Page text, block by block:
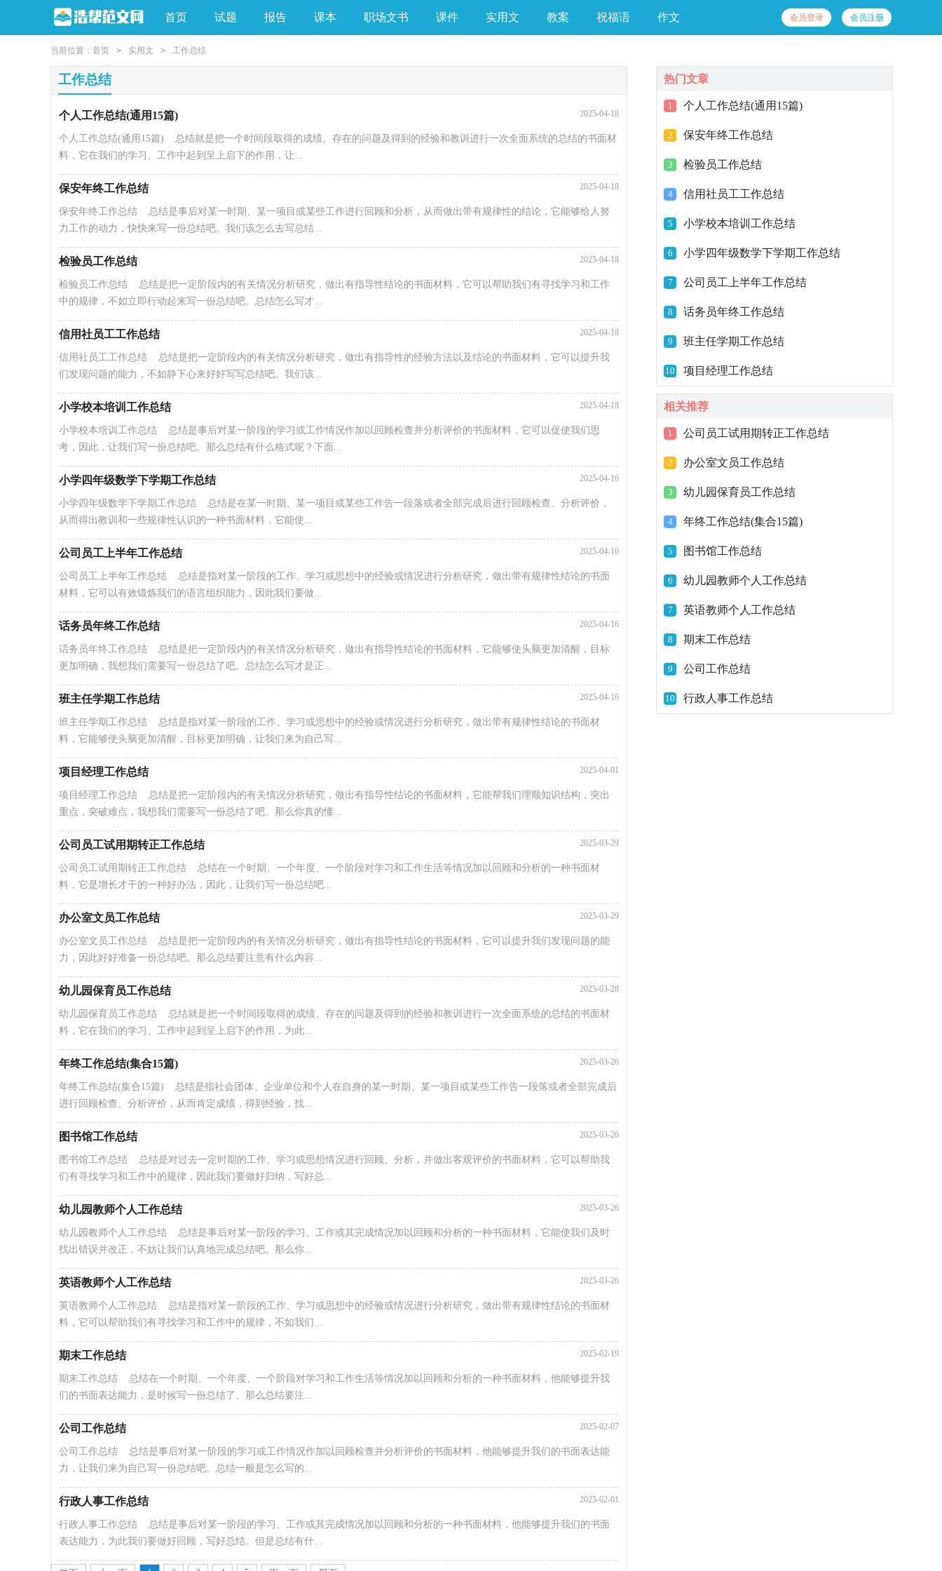
首页 试题 报告 课本 职场文书 课件 实用文 教案 祝福语 作文 会员登录 会员注册
当前位置： 首页 > 实用文 > 工作总结
工作总结
个人工作总结(通用15篇) 2025-04-18
个人工作总结(通用15篇) 总结就是把一个时间段取得的成绩、存在的问题及得到的经验和教训进行一次全面系统的总结的书面材
料，它在我们的学习、工作中起到呈上启下的作用，让...
保安年终工作总结 2025-04-18
保安年终工作总结 总结是事后对某一时期、某一项目或某些工作进行回顾和分析，从而做出带有规律性的结论，它能够给人努
力工作的动力，快快来写一份总结吧。我们该怎么去写总结...
检验员工作总结 2025-04-18
检验员工作总结 总结是把一定阶段内的有关情况分析研究，做出有指导性结论的书面材料，它可以帮助我们有寻找学习和工作
中的规律，不如立即行动起来写一份总结吧。总结怎么写才...
信用社员工工作总结 2025-04-18
信用社员工工作总结 总结是把一定阶段内的有关情况分析研究，做出有指导性的经验方法以及结论的书面材料，它可以提升我
们发现问题的能力，不如静下心来好好写写总结吧。我们该...
小学校本培训工作总结 2025-04-18
小学校本培训工作总结 总结是事后对某一阶段的学习或工作情况作加以回顾检查并分析评价的书面材料，它可以促使我们思
考，因此，让我们写一份总结吧。那么总结有什么格式呢？下面...
小学四年级数学下学期工作总结 2025-04-16
小学四年级数学下学期工作总结 总结是在某一时期、某一项目或某些工作告一段落或者全部完成后进行回顾检查、分析评价，
从而得出教训和一些规律性认识的一种书面材料，它能使...
公司员工上半年工作总结 2025-04-16
公司员工上半年工作总结 总结是指对某一阶段的工作、学习或思想中的经验或情况进行分析研究，做出带有规律性结论的书面
材料，它可以有效锻炼我们的语言组织能力，因此我们要做...
话务员年终工作总结 2025-04-16
话务员年终工作总结 总结是把一定阶段内的有关情况分析研究，做出有指导性结论的书面材料，它能够使头脑更加清醒，目标
更加明确，我想我们需要写一份总结了吧。总结怎么写才是正...
班主任学期工作总结 2025-04-16
班主任学期工作总结 总结是指对某一阶段的工作、学习或思想中的经验或情况进行分析研究，做出带有规律性结论的书面材
料，它能够使头脑更加清醒，目标更加明确，让我们来为自己写...
项目经理工作总结 2025-04-01
项目经理工作总结 总结是把一定阶段内的有关情况分析研究，做出有指导性结论的书面材料，它能帮我们理顺知识结构，突出
重点，突破难点，我想我们需要写一份总结了吧。那么你真的懂...
公司员工试用期转正工作总结 2025-03-29
公司员工试用期转正工作总结 总结在一个时期、一个年度、一个阶段对学习和工作生活等情况加以回顾和分析的一种书面材
料，它是增长才干的一种好办法，因此，让我们写一份总结吧...
办公室文员工作总结 2025-03-29
办公室文员工作总结 总结是把一定阶段内的有关情况分析研究，做出有指导性结论的书面材料，它可以提升我们发现问题的能
力，因此好好准备一份总结吧。那么总结要注意有什么内容...
幼儿园保育员工作总结 2025-03-28
幼儿园保育员工作总结 总结就是把一个时间段取得的成绩、存在的问题及得到的经验和教训进行一次全面系统的总结的书面材
料，它在我们的学习、工作中起到呈上启下的作用，为此...
年终工作总结(集合15篇) 2025-03-26
年终工作总结(集合15篇) 总结是指社会团体、企业单位和个人在自身的某一时期、某一项目或某些工作告一段落或者全部完成后
进行回顾检查、分析评价，从而肯定成绩，得到经验，找...
图书馆工作总结 2025-03-26
图书馆工作总结 总结是对过去一定时期的工作、学习或思想情况进行回顾、分析，并做出客观评价的书面材料，它可以帮助我
们有寻找学习和工作中的规律，因此我们要做好归纳，写好总...
幼儿园教师个人工作总结 2025-03-26
幼儿园教师个人工作总结 总结是事后对某一阶段的学习、工作或其完成情况加以回顾和分析的一种书面材料，它能使我们及时
找出错误并改正，不妨让我们认真地完成总结吧。那么你...
英语教师个人工作总结 2025-03-26
英语教师个人工作总结 总结是指对某一阶段的工作、学习或思想中的经验或情况进行分析研究，做出带有规律性结论的书面材
料，它可以帮助我们有寻找学习和工作中的规律，不如我们...
期末工作总结 2025-02-19
期末工作总结 总结在一个时期、一个年度、一个阶段对学习和工作生活等情况加以回顾和分析的一种书面材料，他能够提升我
们的书面表达能力，是时候写一份总结了。那么总结要注...
公司工作总结 2025-02-07
公司工作总结 总结是事后对某一阶段的学习或工作情况作加以回顾检查并分析评价的书面材料，他能够提升我们的书面表达能
力，让我们来为自己写一份总结吧。总结一般是怎么写的...
行政人事工作总结 2025-02-01
行政人事工作总结 总结是事后对某一阶段的学习、工作或其完成情况加以回顾和分析的一种书面材料，他能够提升我们的书面
表达能力，为此我们要做好回顾，写好总结。但是总结有什...
热门文章
1 个人工作总结(通用15篇)
2 保安年终工作总结
3 检验员工作总结
4 信用社员工工作总结
5 小学校本培训工作总结
6 小学四年级数学下学期工作总结
7 公司员工上半年工作总结
8 话务员年终工作总结
9 班主任学期工作总结
10 项目经理工作总结
相关推荐
1 公司员工试用期转正工作总结
2 办公室文员工作总结
3 幼儿园保育员工作总结
4 年终工作总结(集合15篇)
5 图书馆工作总结
6 幼儿园教师个人工作总结
7 英语教师个人工作总结
8 期末工作总结
9 公司工作总结
10 行政人事工作总结